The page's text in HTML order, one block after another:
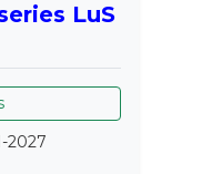
LuS
2027